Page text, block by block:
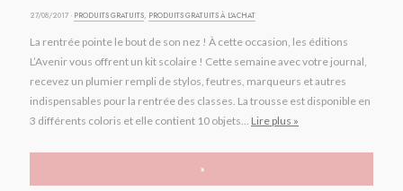
27/08/2017 · PRODUITS GRATUITS, PRODUITS GRATUITS À L'ACHAT
La rentrée pointe le bout de son nez ! À cette occasion, les éditions
L’Avenir vous offrent un kit scolaire ! Cette semaine avec votre journal,
recevez un plumier rempli de stylos, feutres, marqueurs et autres
indispensables pour la rentrée des classes. La trousse est disponible en
3 différents coloris et elle contient 10 objets... Lire plus »
»